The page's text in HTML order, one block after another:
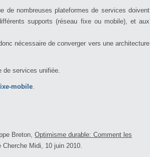
de nombreuses plateformes de services doivent
supports (réseau fixe ou mobile), et aux
nécessaire de converger vers une architecture
de services unifiée.
mobile.
Breton, Optimisme durable: Comment les
Cherche Midi, 10 juin 2010.